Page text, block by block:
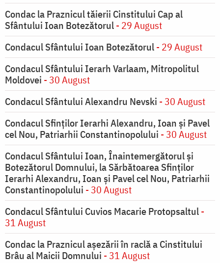
Condac la Praznicul tăierii Cinstitului Cap al
Sfântului Ioan Botezătorul- 29 August
Condacul Sfântului Ioan Botezătorul- 29 August
Condacul Sfântului Ierarh Varlaam, Mitropolitul
Moldovei - 30 August
Condacul Sfântului Alexandru Nevski - 30 August
Condacul Sfinţilor Ierarhi Alexandru, Ioan şi Pavel
cel Nou, Patriarhii Constantinopolului - 30 August
Condacul Sfântului Ioan, Înaintemergătorul şi
Botezătorul Domnului, la Sărbătoarea Sfinţilor
Ierarhi Alexandru, Ioan şi Pavel cel Nou, Patriarhii
Constantinopolului - 30 August
Condacul Sfântului Cuvios Macarie Protopsaltul-
31 August
Condac la Praznicul aşezării în raclă a Cinstitului
Brâu al Maicii Domnului - 31 August